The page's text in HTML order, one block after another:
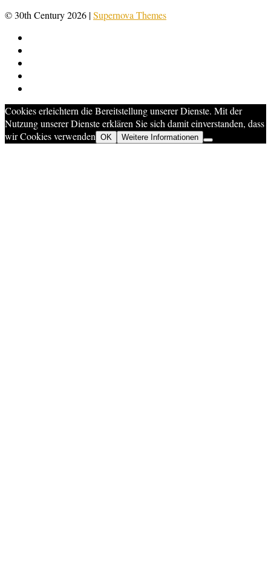
© 30th Century 2026 |Supernova Themes
Cookies erleichtern die Bereitstellung unserer Dienste. Mit der
Nutzung unserer Dienste erklären Sie sich damit einverstanden, dass
wir Cookies verwenden OK Weitere Informationen